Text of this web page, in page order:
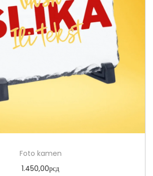
Foto kamen
1.450,00рсд